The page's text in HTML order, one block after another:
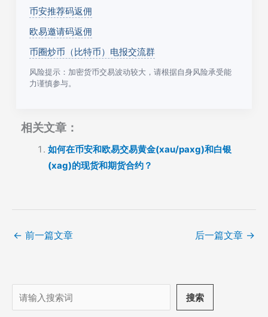
币安推荐码返佣
欧易邀请码返佣
币圈炒币（比特币）电报交流群
风险提示：加密货币交易波动较大，请根据自身风险承受能
力谨慎参与。
相关文章：
如何在币安和欧易交易黄金(xau/paxg)和白银
(xag)的现货和期货合约？
← 前一篇文章 后一篇文章 →
搜
索
搜索